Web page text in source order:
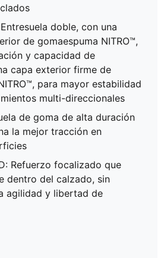
doble, con una
de gomaespuma NITRO™,
y capacidad de
capa exterior firme de
para mayor estabilidad
multi-direccionales
de goma de alta duración
la mejor tracción en
Refuerzo focalizado que
dentro del calzado, sin
agilidad y libertad de